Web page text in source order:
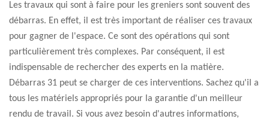
Les travaux qui sont à faire pour les greniers sont souvent des
débarras. En effet, il est très important de réaliser ces travaux
pour gagner de l'espace. Ce sont des opérations qui sont
particulièrement très complexes. Par conséquent, il est
indispensable de rechercher des experts en la matière.
Débarras 31 peut se charger de ces interventions. Sachez qu'il a
tous les matériels appropriés pour la garantie d'un meilleur
rendu de travail. Si vous avez besoin d'autres informations,